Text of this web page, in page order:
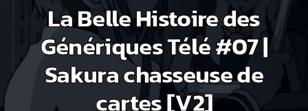
La Belle Histoire des
Génériques Télé #07 |
Sakura chasseuse de
cartes [V2]